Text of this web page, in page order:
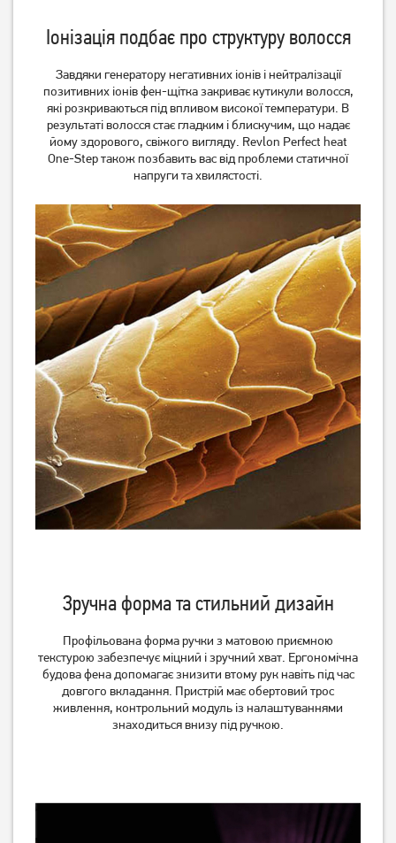
грн
грн 629грн
Іонізація подбає про структуру волосся
Завдяки генератору негативних іонів і нейтралізації
позитивних іонів фен-щітка закриває кутикули волосся,
які розкриваються під впливом високої температури. В
результаті волосся стає гладким і блискучим, що надає
йому здорового, свіжого вигляду. Revlon Perfect heat
One-Step також позбавить вас від проблеми статичної
напруги та хвилястості.
Зручна форма та стильний дизайн
Профільована форма ручки з матовою приємною
текстурою забезпечує міцний і зручний хват. Ергономічна
будова фена допомагає знизити втому рук навіть під час
довгого вкладання. Пристрій має обертовий трос
живлення, контрольний модуль із налаштуваннями
знаходиться внизу під ручкою.